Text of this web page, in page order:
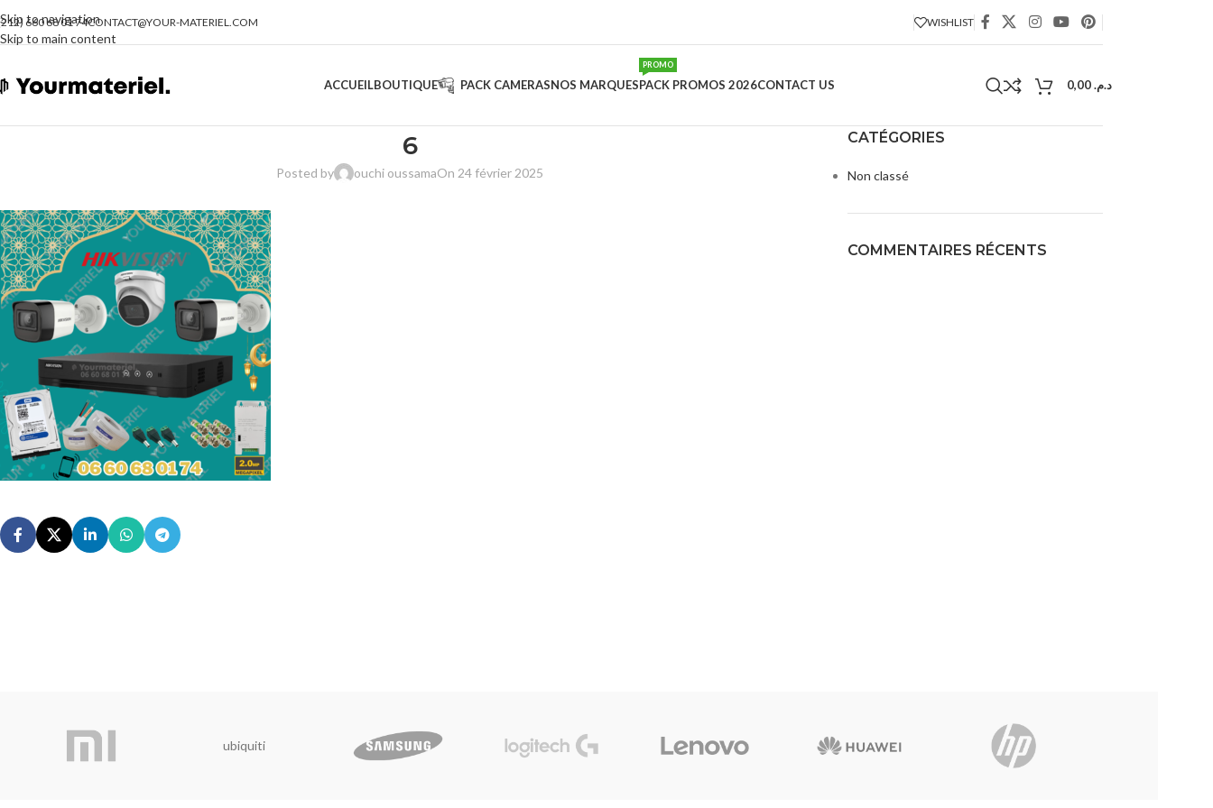
Skip to navigation
Skip to main content
660 68 01 74CONTACT@YOUR-MATERIEL.COM WISHLIST
ACCUEILBOUTIQUE PACK CAMERASNOS MARQUESPACK PROMOS 2026
PROMO
CONTACT US د.م.
6
Posted by ouchi oussamaOn 24 février 2025
CATÉGORIES
Non classé
COMMENTAIRES RÉCENTS
ubiquiti